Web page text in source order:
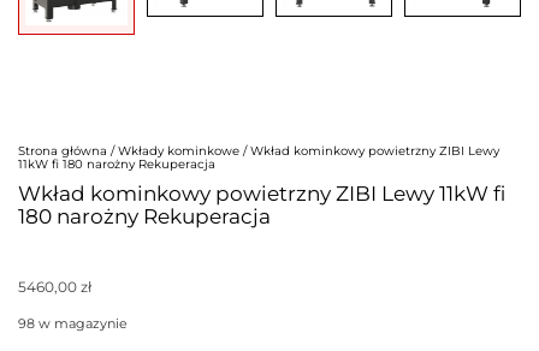
Strona główna /Wkłady kominkowe / Wkład kominkowy powietrzny ZIBI Lewy
11kW fi 180 narożny Rekuperacja
Wkład kominkowy powietrzny ZIBI Lewy 11kW fi
180 narożny Rekuperacja
5460,00 zł
98 w magazynie